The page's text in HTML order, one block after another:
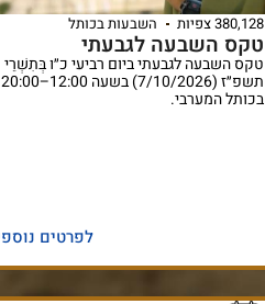
380,128 צפיות השבעות בכותל
טקס השבעה לגבעתי
טקס השבעה לגבעתי ביום רביעי כ״ו בְּתִשְׁרֵי
תשפ״ז (7/10/2026) בשעה 12:00–20:00
בכותל המערבי.
לפרטים